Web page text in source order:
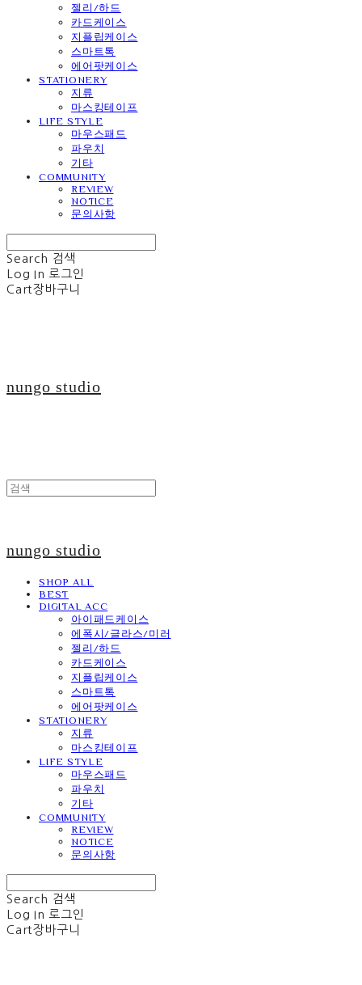
젤리/하드
카드케이스
지플립케이스
스마트톡
에어팟케이스
STATIONERY
지류
마스킹테이프
LIFE STYLE
마우스패드
파우치
기타
COMMUNITY
REVIEW
NOTICE
문의사항
Search 검색
Log In 로그인
Cart장바구니
nungo studio
nungo studio
SHOP ALL
BEST
DIGITAL ACC
아이패드케이스
에폭시/글라스/미러
젤리/하드
카드케이스
지플립케이스
스마트톡
에어팟케이스
STATIONERY
지류
마스킹테이프
LIFE STYLE
마우스패드
파우치
기타
COMMUNITY
REVIEW
NOTICE
문의사항
Search 검색
Log In 로그인
Cart장바구니